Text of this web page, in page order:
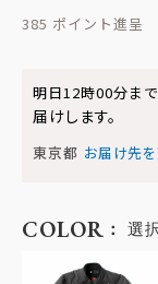
385
明日12時00分ま
届けします。
東京都 お届け先
COLOR 選